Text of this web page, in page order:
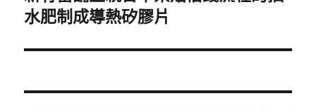
一
文
水肥制成導熱矽膠片